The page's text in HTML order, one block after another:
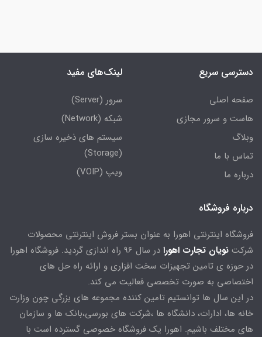
دسترسی سریع
صفحه اصلی
هاست و سرور مجازی
وبلاگ
تماس با ما
درباره ما
لینک‌های مفید
سرور (Server)
شبکه (Network)
سیستم های ذخیره سازی
(Storage)
ویپ (VOIP)
درباره فروشگاه
فروشگاه اینترنتی اهورا به عنوان بستر فروش اینترنتی محصولات
شرکت نویان تجارت اهورا
در سال 96 راه اندازی گردید. فروشگاه اهورا
در حوزه ی تامین تجهیزات سخت افزاری و ارائه راه حل های
اختصاصی به صورت تخصصی فعالیت می کند.
در این سال ها توانستیم تامین کننده مجموعه های بزرگی چون وزارت
خانه ها، ادارات، دانشگاه ها ،شرکت های بورسی،بانک ها و سازمان
های مختلف باشیم. اهورا یک فروشگاه خصوصی گسترده است با